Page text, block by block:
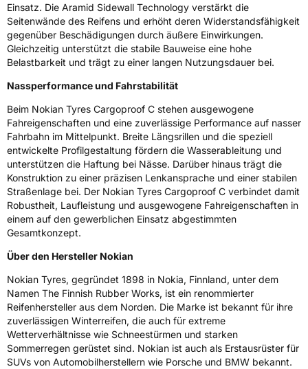
NasshaftungA
Rollgeräusch (Klasse)B
Rollgeräusch (dB)72
Fahrzeugklasse C2
3PMSF / Schneeflockensymbol / Alpine-SymbolNein
EPREL ID1077204
Allgemeine Produktsicherheit (GPSR)
HerstellerkontaktNokian Tyres plc, Pirkkalaistie 7 37100 Nokia
Einsatz. Die Aramid Sidewall Technology verstärkt die
Seitenwände des Reifens und erhöht deren Widerstandsfähigkeit
gegenüber Beschädigungen durch äußere Einwirkungen.
Gleichzeitig unterstützt die stabile Bauweise eine hohe
Belastbarkeit und trägt zu einer langen Nutzungsdauer bei.
Nassperformance und Fahrstabilität
Beim Nokian Tyres Cargoproof C stehen ausgewogene
Fahreigenschaften und eine zuverlässige Performance auf nasser
Fahrbahn im Mittelpunkt. Breite Längsrillen und die speziell
entwickelte Profilgestaltung fördern die Wasserableitung und
unterstützen die Haftung bei Nässe. Darüber hinaus trägt die
Konstruktion zu einer präzisen Lenkansprache und einer stabilen
Straßenlage bei. Der Nokian Tyres Cargoproof C verbindet damit
Robustheit, Laufleistung und ausgewogene Fahreigenschaften in
einem auf den gewerblichen Einsatz abgestimmten
Gesamtkonzept.
Über den Hersteller Nokian
Nokian Tyres, gegründet 1898 in Nokia, Finnland, unter dem
Namen The Finnish Rubber Works, ist ein renommierter
Reifenhersteller aus dem Norden. Die Marke ist bekannt für ihre
zuverlässigen Winterreifen, die auch für extreme
Wetterverhältnisse wie Schneestürmen und starken
Sommerregen gerüstet sind. Nokian ist auch als Erstausrüster für
SUVs von Automobilherstellern wie Porsche und BMW bekannt.